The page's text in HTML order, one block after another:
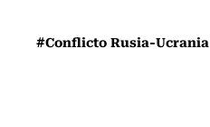
#Conflicto Rusia-Ucrania